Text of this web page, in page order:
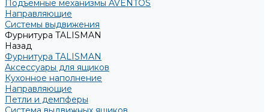
Подъемные механизмы AVENTOS
Направляющие
Системы выдвижения
Фурнитура TALISMAN
Назад
Фурнитура TALISMAN
Аксессуары для ящиков
Кухонное наполнение
Направляющие
Петли и демпферы